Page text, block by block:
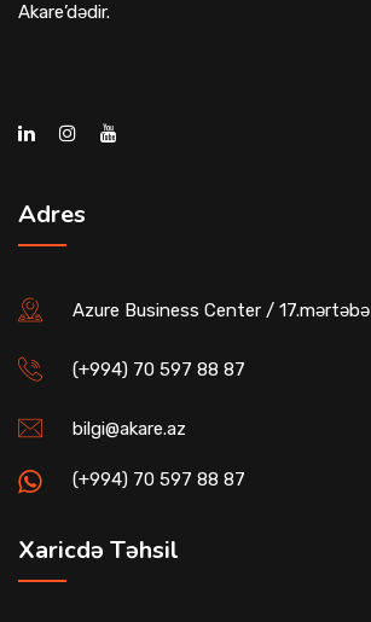
Akare’dədir.
Adres
Azure Business Center / 17.mərtəbə
(+994) 70 597 88 87
bilgi@akare.az
(+994) 70 597 88 87
Xaricdə Təhsil